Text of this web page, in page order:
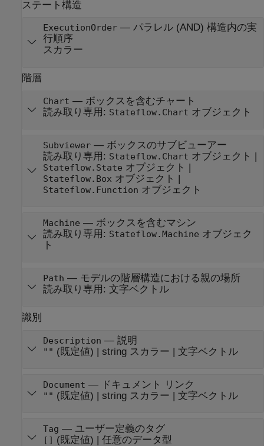
ステート構造
ExecutionOrder— パラレル (AND) 構造内の実
行順序
スカラー
階層
Chart — ボックスを含むチャート
読み取り専用: Stateflow.Chart オブジェクト
Subviewer— ボックスのサブビューアー
読み取り専用: Stateflow.Chart オブジェクト |
Stateflow.State オブジェクト |
Stateflow.Box オブジェクト |
Stateflow.Function オブジェクト
Machine — ボックスを含むマシン
読み取り専用: Stateflow.Machine オブジェク
ト
Path — モデルの階層構造における親の場所
読み取り専用: 文字ベクトル
識別
Description — 説明
"" (既定値) | string スカラー | 文字ベクトル
Document — ドキュメント リンク
"" (既定値) | string スカラー | 文字ベクトル
Tag — ユーザー定義のタグ
[] (既定値) | 任意のデータ型